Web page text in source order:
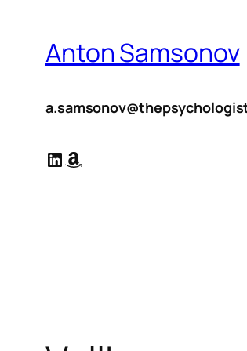
springenAnton Samsonov
LinkedIn
Amazon